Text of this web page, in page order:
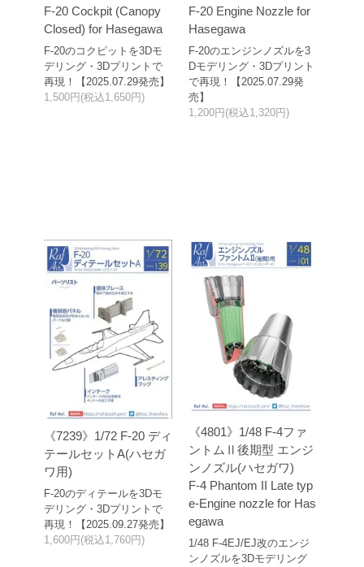
F-20 Cockpit (Canopy
Closed) for Hasegawa
F-20のコクピットを3Dモ
デリング・3Dプリントで
再現！【2025.07.29発売】
1,500円(税込1,650円)
F-20 Engine Nozzle for
Hasegawa
F-20のエンジンノズルを3
Dモデリング・3Dプリント
で再現！【2025.07.29発
売】
1,200円(税込1,320円)
《7239》1/72 F-20 ディ
テールセットA(ハセガ
ワ用)
F-20のディテールを3Dモ
デリング・3Dプリントで
再現！【2025.09.27発売】
1,600円(税込1,760円)
《4801》1/48 F-4ファ
ントムⅡ後期型 エンジ
ンノズル(ハセガワ)
F-4 Phantom II Late typ
e-Engine nozzle for Has
egawa
1/48 F-4EJ/EJ改のエンジ
ンノズルを3Dモデリング